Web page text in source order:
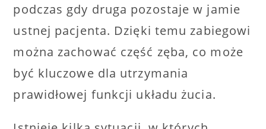
podczas gdy druga pozostaje w jamie
ustnej pacjenta. Dzięki temu zabiegowi
można zachować część zęba, co może
być kluczowe dla utrzymania
prawidłowej funkcji układu żucia.